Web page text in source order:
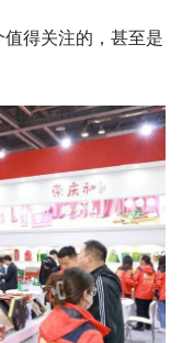
得关注的，甚至是